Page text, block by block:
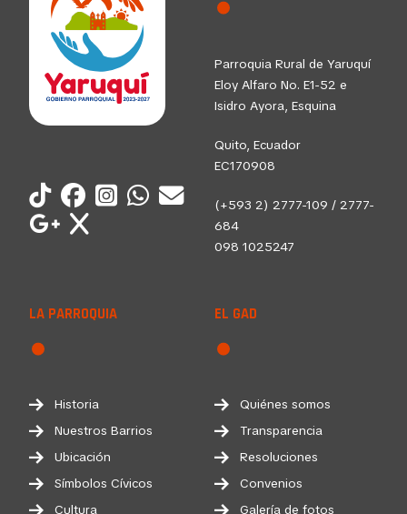
Parroquia Rural de Yaruquí
Eloy Alfaro No. E1-52 e
Isidro Ayora, Esquina
Quito, Ecuador
EC170908
(+593 2) 2777-109 / 2777-
684
098 1025247
LA PARROQUIA
Historia
Nuestros Barrios
Ubicación
Símbolos Cívicos
Cultura
EL GAD
Quiénes somos
Transparencia
Resoluciones
Convenios
Galería de fotos